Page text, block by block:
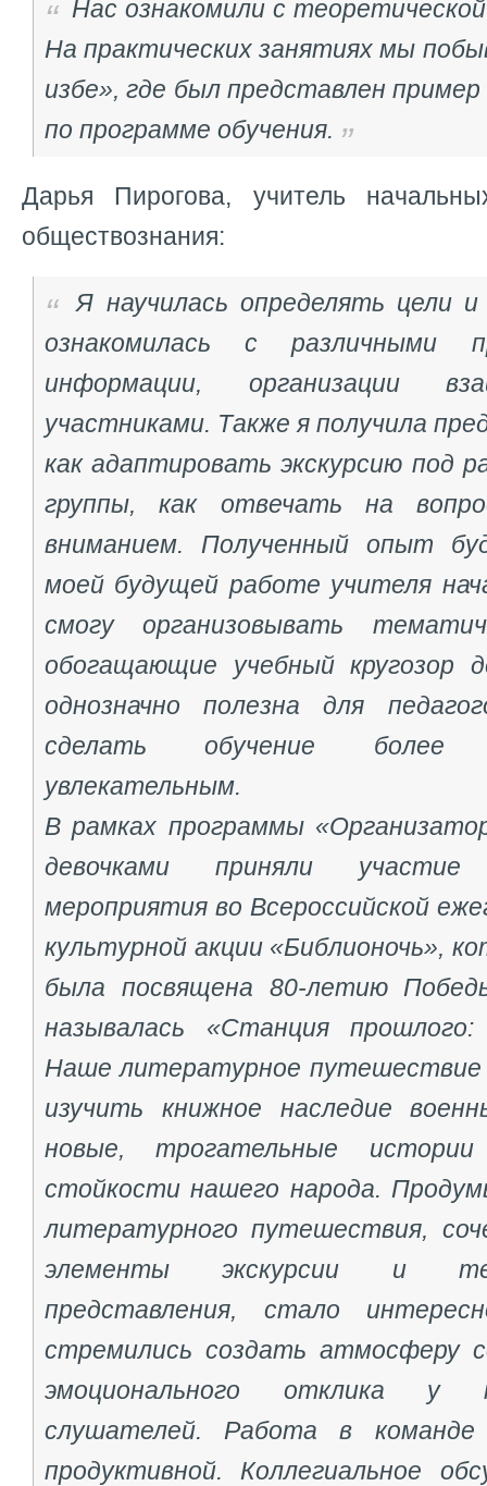
Нас ознакомили с
На практических занятиях мы
избе», где был представлен
по программе обучения.
Дарья Пирогова, учитель
обществознания:
Я научилась определять цели и
ознакомилась с различными
информации, организации
участниками. Также я получила
как адаптировать экскурсию под
группы, как отвечать на
вниманием. Полученный опыт
моей будущей работе учителя
смогу организовывать
обогащающие учебный кругозор
однозначно полезна для
сделать обучение
увлекательным.
В рамках программы
девочками приняли
мероприятия во Всероссийской
культурной акции «Библионочь»,
была посвящена 80-летию
называлась «Станция
Наше литературное путешествие
изучить книжное наследие
новые, трогательные
стойкости нашего народа.
литературного путешествия,
элементы экскурсии и
представления, стало
стремились создать атмосферу
эмоционального отклика у
слушателей. Работа в команде
продуктивной. Коллегиальное